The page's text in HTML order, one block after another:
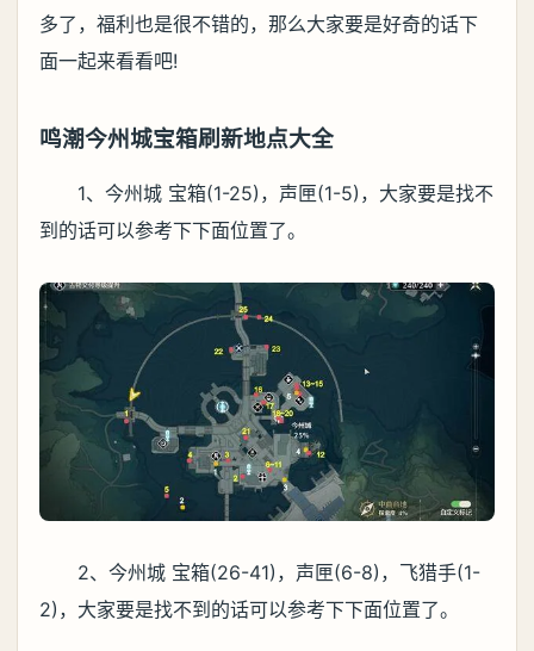
多了，福利也是很不错的，那么大家要是好奇的话下
面一起来看看吧!
鸣潮今州城宝箱刷新地点大全
1、今州城 宝箱(1-25)，声匣(1-5)，大家要是找不
到的话可以参考下下面位置了。
2、今州城 宝箱(26-41)，声匣(6-8)，飞猎手(1-
2)，大家要是找不到的话可以参考下下面位置了。